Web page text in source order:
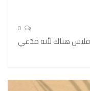
هناك لأنه مدّعي